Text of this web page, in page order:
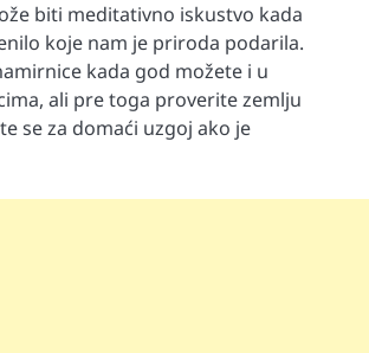
biti meditativno iskustvo kada
koje nam je priroda podarila.
kada god možete i u
ali pre toga proverite zemlju
se za domaći uzgoj ako je